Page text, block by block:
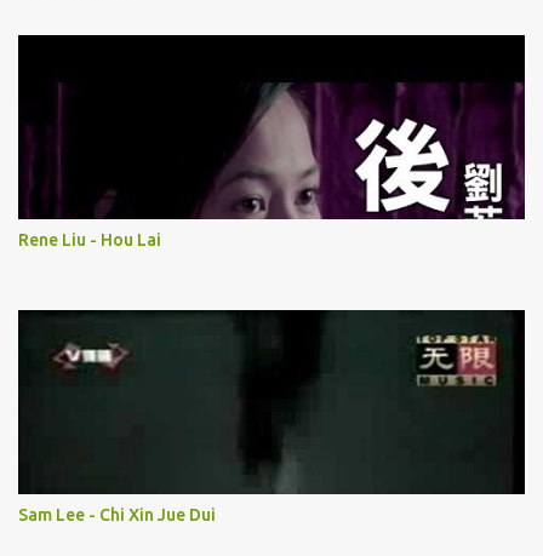
Rene Liu - Hou Lai
Sam Lee - Chi Xin Jue Dui